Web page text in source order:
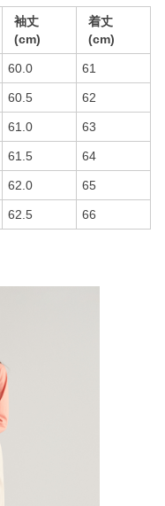
袖丈
(cm)
着丈
(cm)
60.0 61
60.5 62
61.0 63
61.5 64
62.0 65
62.5 66